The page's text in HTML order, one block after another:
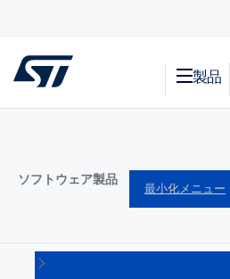
製品
ソフトウェア製品
最小化メニュー